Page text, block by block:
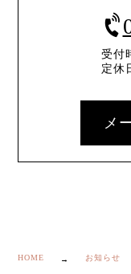
受付
定休
メ
HOME お知らせ